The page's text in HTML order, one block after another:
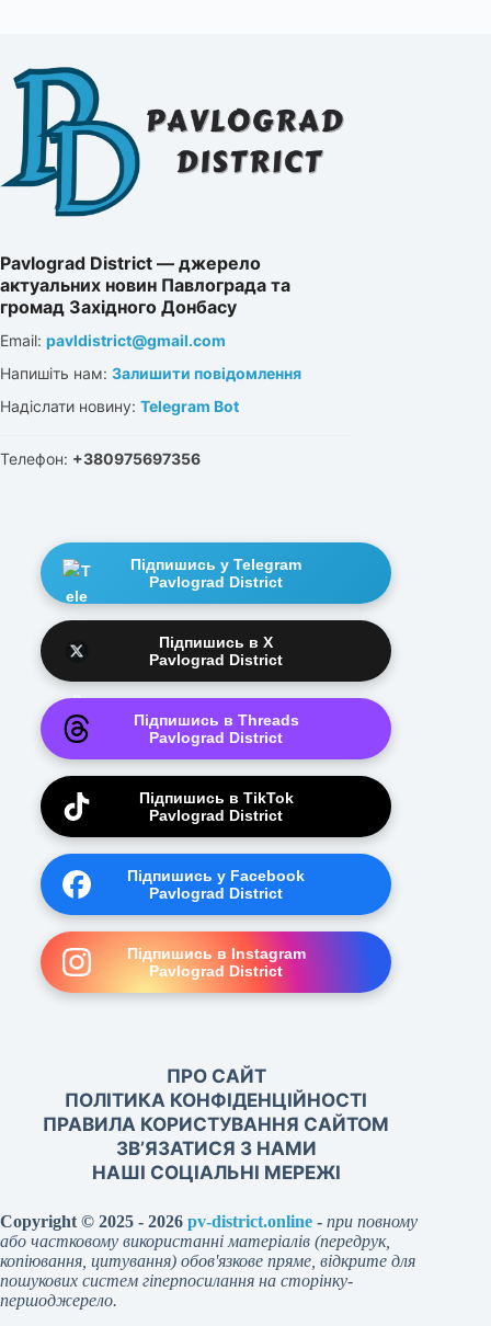
Pavlograd District — джерело
актуальних новин Павлограда та
громад Західного Донбасу
Email: pavldistrict@gmail.com
Напишіть нам: Залишити повідомлення
Надіслати новину: Telegram Bot
Телефон: +380975697356
Підпишись у Telegram
Pavlograd District
Підпишись в X
Pavlograd District
Підпишись в Threads
Pavlograd District
Підпишись в TikTok
Pavlograd District
Підпишись у Facebook
Pavlograd District
Підпишись в Instagram
Pavlograd District
ПРО САЙТ
ПОЛІТИКА КОНФІДЕНЦІЙНОСТІ
ПРАВИЛА КОРИСТУВАННЯ САЙТОМ
ЗВ’ЯЗАТИСЯ З НАМИ
НАШІ СОЦІАЛЬНІ МЕРЕЖІ
Copyright © 2025 - 2026 pv-district.online - при повному
або частковому використанні матеріалів (передрук,
копіювання, цитування) обов'язкове пряме, відкрите для
пошукових систем гіперпосилання на сторінку-
першоджерело.